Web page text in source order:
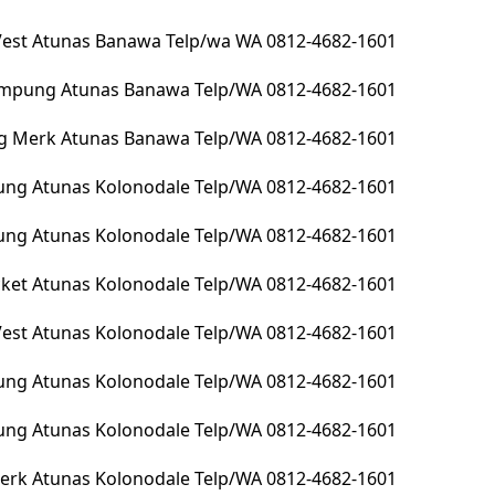
Atunas Banawa Telp/wa WA 0812-4682-1601
Atunas Banawa Telp/WA 0812-4682-1601
Atunas Banawa Telp/WA 0812-4682-1601
Atunas Kolonodale Telp/WA 0812-4682-1601
Atunas Kolonodale Telp/WA 0812-4682-1601
Atunas Kolonodale Telp/WA 0812-4682-1601
Atunas Kolonodale Telp/WA 0812-4682-1601
Atunas Kolonodale Telp/WA 0812-4682-1601
Atunas Kolonodale Telp/WA 0812-4682-1601
Atunas Kolonodale Telp/WA 0812-4682-1601